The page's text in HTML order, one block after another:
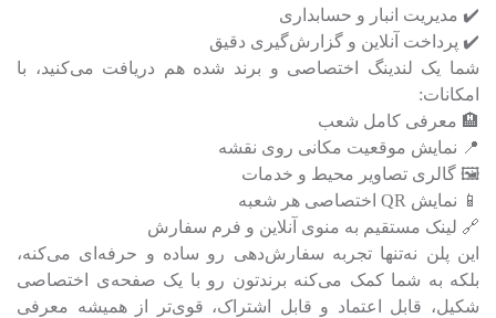
✔️ مدیریت انبار و حسابداری
✔️ پرداخت آنلاین و گزارش‌گیری دقیق
شما یک لندینگ اختصاصی و برند شده هم دریافت می‌کنید، با
امکانات:
🏨 معرفی کامل شعب
📍 نمایش موقعیت مکانی روی نقشه
🖼️ گالری تصاویر محیط و خدمات
📱 نمایش QR اختصاصی هر شعبه
🔗 لینک مستقیم به منوی آنلاین و فرم سفارش
این پلن نه‌تنها تجربه سفارش‌دهی رو ساده و حرفه‌ای می‌کنه،
بلکه به شما کمک می‌کنه برندتون رو با یک صفحه‌ی اختصاصی
شکیل، قابل اعتماد و قابل اشتراک، قوی‌تر از همیشه معرفی